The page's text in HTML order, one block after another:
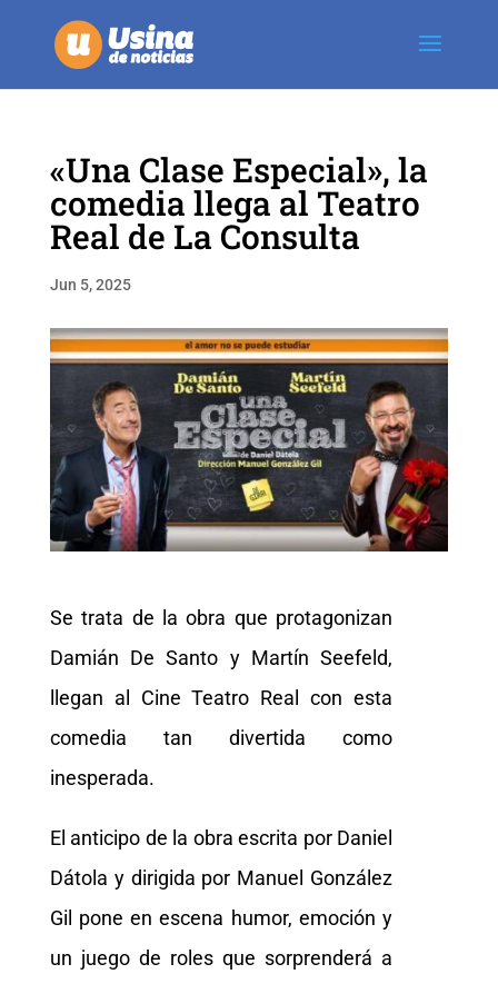
«Una Clase Especial», la
comedia llega al Teatro
Real de La Consulta
Jun 5, 2025
Se trata de la obra que protagonizan
Damián De Santo y Martín Seefeld,
llegan al Cine Teatro Real con esta
comedia tan divertida como
inesperada.
El anticipo de la obra escrita por Daniel
Dátola y dirigida por Manuel González
Gil pone en escena humor, emoción y
un juego de roles que sorprenderá a